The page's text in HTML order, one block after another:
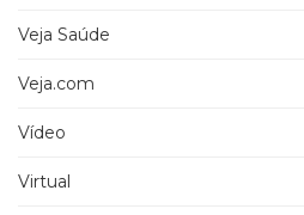
Veja Saúde
Veja.com
Vídeo
Virtual